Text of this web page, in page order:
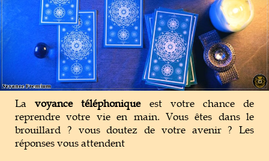
Tarot & Oracle
Lavoyance téléphoniqueest votre chance de
reprendre votre vie en main. Vous êtes dans le
brouillard ? vous doutez de votre avenir ? Les
réponses vous attendent